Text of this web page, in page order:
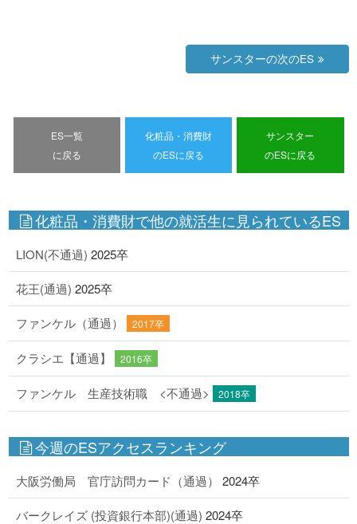
サンスターの次のES
ES一覧
に戻る
化粧品・消費財
のESに戻る
サンスター
のESに戻る
化粧品・消費財で他の就活生に見られているES
LION(不通過) 2025卒
花王(通過) 2025卒
ファンケル（通過） 2017卒
クラシエ【通過】 2016卒
ファンケル 生産技術職 <不通過> 2018卒
今週のESアクセスランキング
大阪労働局 官庁訪問カード（通過） 2024卒
バークレイズ (投資銀行本部)(通過) 2024卒